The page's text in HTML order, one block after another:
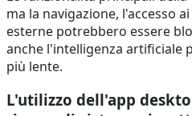
ma la navigazione, l'accesso
esterne potrebbero essere
anche l'intelligenza artificiale
più lente.
L'utilizzo dell'app